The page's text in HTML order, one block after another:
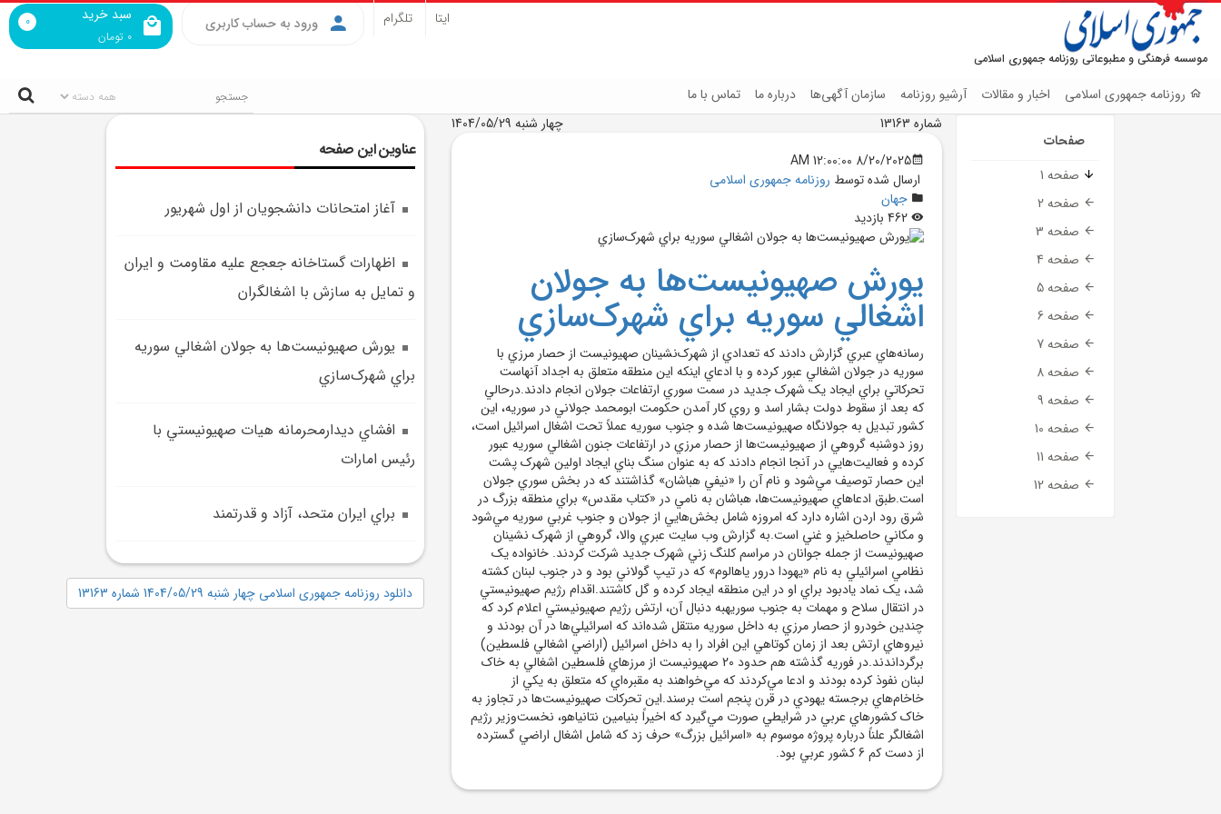
موسسه فرهنگی و مطبوعاتی روزنامه جمهوری اسلامی
سبد خرید
0 تومان
0 ورود به حساب کاربری ایتا تلگرام
روزنامه جمهوری اسلامی اخبار و مقالات آرشیو روزنامه سازمان آگهی‌ها درباره ما تماس با ما
صفحات
صفحه 1
صفحه 2
صفحه 3
صفحه 4
صفحه 5
صفحه 6
صفحه 7
صفحه 8
صفحه 9
صفحه 10
صفحه 11
صفحه 12
شماره 13163
چهار شنبه 1404/05/29
8/20/2025 12:00:00 AM
ارسال شده توسط روزنامه جمهوری اسلامی
جهان
يورش صهيونيست‌ها به جولان
اشغالي سوريه براي شهرک‌سازي
رسانه‌هاي عبري گزارش دادند که تعدادي از شهرک‌نشينان صهيونيست از حصار مرزي با
سوريه در جولان اشغالي عبور کرده و با ادعاي اينکه اين منطقه متعلق به اجداد آنهاست
تحرکاتي براي ايجاد يک شهرک جديد در سمت سوري ارتفاعات جولان انجام دادند.درحالي
که بعد از سقوط دولت بشار اسد و روي کار آمدن حکومت ابومحمد جولاني در سوريه، اين
کشور تبديل به جولانگاه صهيونيست‌ها شده و جنوب سوريه عملاً تحت اشغال اسرائيل است،
روز دوشنبه گروهي از صهيونيست‌ها از حصار مرزي در ارتفاعات جنون اشغالي سوريه عبور
کرده و فعاليت‌هايي در آنجا انجام دادند که به عنوان سنگ بناي ايجاد اولين شهرک پشت
اين حصار توصيف مي‌شود و نام آن را «نيفي هباشان» گذاشتند که در بخش سوري جولان
است.طبق ادعاهاي صهيونيست‌ها، هباشان به نامي در «کتاب مقدس» براي منطقه بزرگ در
شرق رود اردن اشاره دارد که امروزه شامل بخش‌هايي از جولان و جنوب غربي سوريه مي‌شود
و مکاني حاصلخيز و غني است.به گزارش وب سايت عبري والا، گروهي از شهرک نشينان
صهيونيست از جمله جوانان در مراسم کلنگ زني شهرک جديد شرکت کردند. خانواده يک
نظامي اسرائيلي به نام «يهودا درور ياهالوم» که در تيپ گولاني بود و در جنوب لبنان کشته
شد، يک نماد يادبود براي او در اين منطقه ايجاد کرده و گل کاشتند.اقدام رژيم صهيونيستي
در انتقال سلاح و مهمات به جنوب سوريهبه دنبال آن، ارتش رژيم صهيونيستي اعلام کرد که
چندين خودرو از حصار مرزي به داخل سوريه منتقل شده‌اند که اسرائيلي‌ها در آن بودند و
نيروهاي ارتش بعد از زمان کوتاهي اين افراد را به داخل اسرائيل (اراضي اشغالي فلسطين)
برگرداندند.در فوريه گذشته هم حدود 20 صهيونيست از مرزهاي فلسطين اشغالي به خاک
لبنان نفوذ کرده بودند و ادعا مي‌کردند که مي‌خواهند به مقبره‌اي که متعلق به يکي از
خاخام‌هاي برجسته يهودي در قرن پنجم است برسند.اين تحرکات صهيونيست‌ها در تجاوز به
خاک کشورهاي عربي در شرايطي صورت مي‌گيرد که اخيراً بنيامين نتانياهو، نخست‌وزير رژيم
اشغالگر علناً درباره پروژه موسوم به «اسرائيل بزرگ» حرف زد که شامل اشغال اراضي گسترده
از دست کم 6 کشور عربي بود.
عناوین این صفحه
آغاز امتحانات دانشجويان از اول شهريور
اظهارات گستاخانه جعجع عليه مقاومت و ايران
و تمايل به سازش با اشغالگران
يورش صهيونيست‌ها به جولان اشغالي سوريه
براي شهرک‌سازي
افشاي ديدارمحرمانه هيات صهيونيستي با
رئيس امارات
براي ايران متحد، آزاد و قدرتمند
دانلود روزنامه جمهوری اسلامی چهار شنبه 1404/05/29 شماره 13163